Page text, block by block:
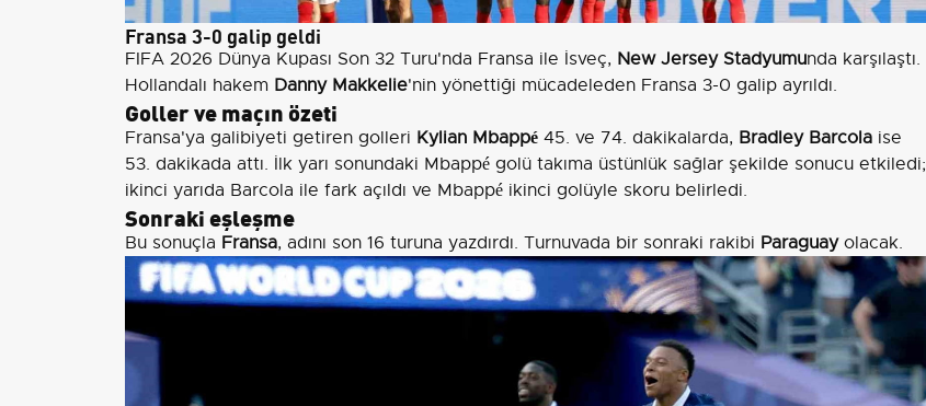
Fransa 3-0 galip geldi
FIFA 2026 Dünya Kupası Son 32 Turu'nda Fransa ile İsveç, New Jersey Stadyumunda karşılaştı.
Hollandalı hakem Danny Makkelie'nin yönettiği mücadeleden Fransa 3-0 galip ayrıldı.
Goller ve maçın özeti
Fransa'ya galibiyeti getiren golleri Kylian Mbappé 45. ve 74. dakikalarda, Bradley Barcola ise
53. dakikada attı. İlk yarı sonundaki Mbappé golü takıma üstünlük sağlar şekilde sonucu etkiledi;
ikinci yarıda Barcola ile fark açıldı ve Mbappé ikinci golüyle skoru belirledi.
Sonraki eşleşme
Bu sonuçla Fransa, adını son 16 turuna yazdırdı. Turnuvada bir sonraki rakibi Paraguayolacak.